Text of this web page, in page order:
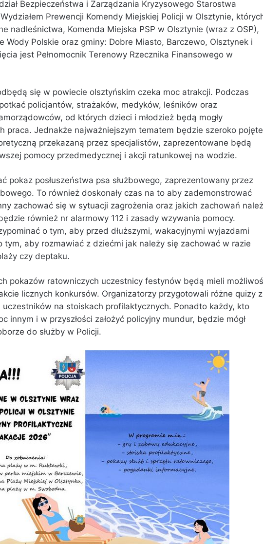
Bezpieczeństwa i Zarządzania Kryzysowego Starostwa
Prewencji Komendy Miejskiej Policji w Olsztynie,
nadleśnictwa, Komenda Miejska PSP w Olsztynie (wraz z OSP),
Wody Polskie oraz gminy: Dobre Miasto, Barczewo, Olsztynek i
jest Pełnomocnik Terenowy Rzecznika Finansowego w
się w powiecie olsztyńskim czeka moc atrakcji. Podczas
policjantów, strażaków, medyków, leśników oraz
od których dzieci i młodzież będą mogły
praca. Jednakże najważniejszym tematem będzie szeroko pojęte
przekazaną przez specjalistów, zaprezentowane będą
pomocy przedmedycznej i akcji ratunkowej na wodzie.
pokaz posłuszeństwa psa służbowego, zaprezentowany przez
To również doskonały czas na to aby zademonstrować
zachować się w sytuacji zagrożenia oraz jakich zachowań
również nr alarmowy 112 i zasady wzywania pomocy.
o tym, aby przed dłuższymi, wakacyjnymi wyjazdami
tym, aby rozmawiać z dziećmi jak należy się zachować w razie
czy deptaku.
pokazów ratowniczych uczestnicy festynów będą mieli
licznych konkursów. Organizatorzy przygotowali różne quizy z
na stoiskach profilaktycznych. Ponadto każdy, kto
innym i w przyszłości założyć policyjny mundur, będzie mógł
do służby w Policji.